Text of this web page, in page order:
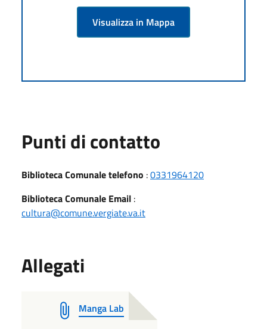
Visualizza in Mappa
Punti di contatto
Biblioteca Comunale telefono :0331964120
Biblioteca Comunale Email :
cultura@comune.vergiate.va.it
Allegati
Manga Lab